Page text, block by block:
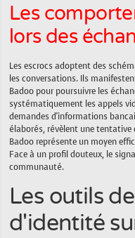
Les
lors des
Les escrocs adoptent des
les conversations. Ils
Badoo pour poursuivre les
systématiquement les appels
demandes d'informations
élaborés, révèlent une
Badoo représente un moyen
Face à un profil douteux, le
communauté.
Les outils
d'identité